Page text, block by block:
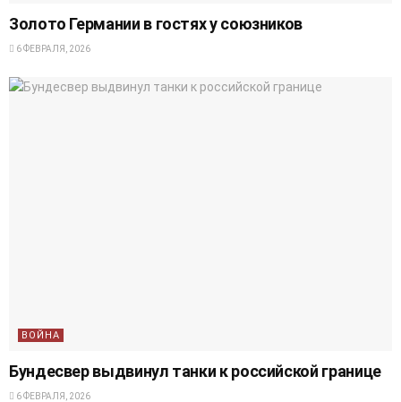
Золото Германии в гостях у союзников
6 ФЕВРАЛЯ, 2026
ВОЙНА
Бундесвер выдвинул танки к российской границе
6 ФЕВРАЛЯ, 2026